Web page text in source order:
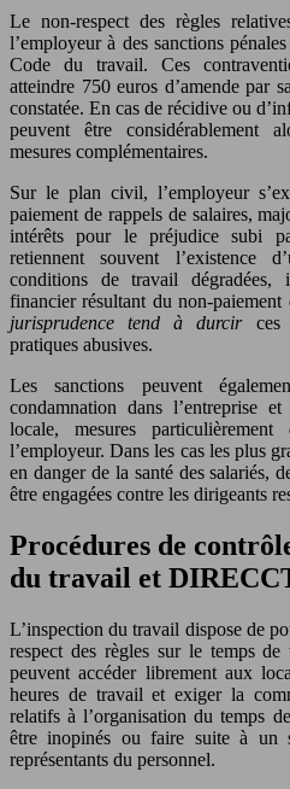
Le non-respect des règles
l’employeur à des sanctions
Code du travail. Ces
atteindre 750 euros d’amende par
constatée. En cas de récidive ou
peuvent être considérablement
mesures complémentaires.
Sur le plan civil, l’employeur
paiement de rappels de salaires,
intérêts pour le préjudice subi
retiennent souvent l’existence
conditions de travail dégradées,
financier résultant du non-paiement
jurisprudence tend à durcir ces
pratiques abusives.
Les sanctions peuvent
condamnation dans l’entreprise
locale, mesures
l’employeur. Dans les cas les plus
en danger de la santé des salariés,
être engagées contre les dirigeants
Procédures de
du travail et
L’inspection du travail dispose de
respect des règles sur le temps
peuvent accéder librement aux
heures de travail et exiger la
relatifs à l’organisation du temps
être inopinés ou faire suite à un
représentants du personnel.